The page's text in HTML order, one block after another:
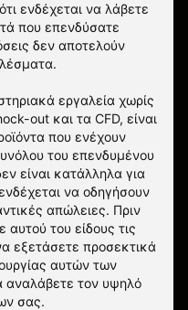
ενδέχεται να λάβετε
που επενδύσατε
δεν αποτελούν
εργαλεία χωρίς
out και τα CFD, είναι
που ενέχουν
του επενδυμένου
είναι κατάλληλα για
να οδηγήσουν
απώλειες. Πριν
αυτού του είδους τις
εξετάσετε προσεκτικά
αυτών των
αναλάβετε τον υψηλό
σας.